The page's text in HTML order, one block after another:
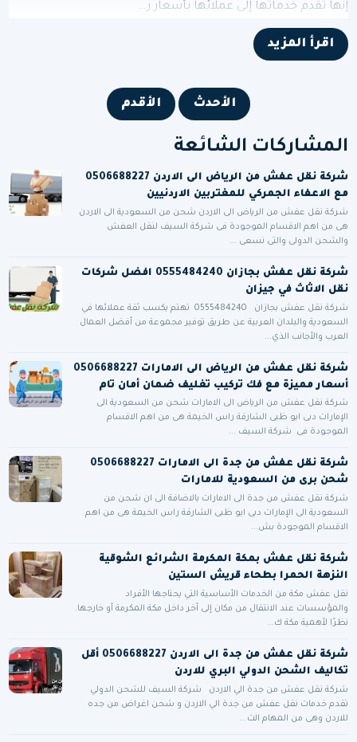
إنها تقدم خدماتها إلى عملائها بأسعار ر...
اقرأ المزيد
الأحدث الأقدم
المشاركات الشائعة
شركة نقل عفش من الرياض الى الاردن 0506688227
مع الاعفاء الجمركي للمغتربين الاردنيين
شركة نقل عفش من الرياض الى الاردن شحن من السعودية الى الاردن
هى من اهم الاقسام الموجودة فى شركة السيف لنقل العفش
والشحن الدولى والتى نسعى ...
شركة نقل عفش بجازان 0555484240 افضل شركات
نقل الاثاث في جيزان
شركة نقل عفش بجازان 0555484240 تهتم بكسب ثقة عملائها في
السعودية والبلدان العربية عن طريق توفير مجموعة من أفضل العمال
العرب والأجانب الذي...
شركة نقل عفش من الرياض الى الامارات 0506688227
أسعار مميزة مع فك تركيب تغليف ضمان أمان تام
شركة نقل عفش من الرياض الى الامارات شحن من السعودية الى
الإمارات دبى ابو ظبى الشارقة راس الخيمة هى من اهم الاقسام
الموجودة فى شركة السيف ...
شركة نقل عفش من جدة الى الامارات 0506688227
شحن برى من السعودية للامارات
شركة نقل عفش من جدة الى الامارات بالاضافة الى ان شحن من
السعودية الى الإمارات دبى ابو ظبى الشارقة راس الخيمة هى من اهم
الاقسام الموجودة بش...
شركة نقل عفش بمكة المكرمة الشرائع الشوقية
النزهة الحمرا بطحاء قريش الستين
نقل عفش مكة من الخدمات الأساسية التي يحتاجها الأفراد
والمؤسسات عند الانتقال من مكان إلى آخر داخل مكة المكرمة أو خارجها.
نظرًا لأهمية مكة ك...
شركة نقل عفش من جدة الى الاردن 0506688227 أقل
تكاليف الشحن الدولي البري للاردن
شركة نقل عفش من جدة الي الاردن شركة السيف للشحن الدولي
تقدم خدمات نقل عفش من جدة الي الاردن و شحن اغراض من جده
للاردن وهى من المهام الت...